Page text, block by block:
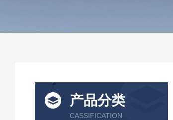
产品分类
CASSIFICATION